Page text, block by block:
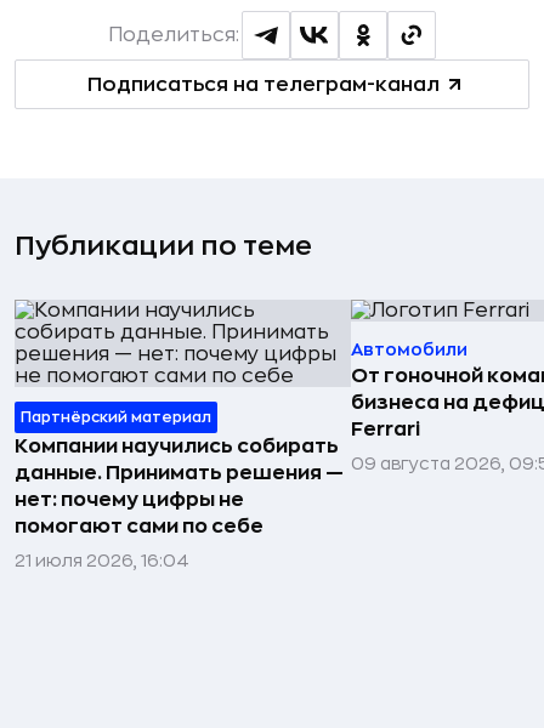
Подписаться на телеграм-канал
Поделиться:
Публикации по теме
Партнёрский материал
Компании научились собирать
данные. Принимать решения —
нет: почему цифры не
помогают сами по себе
21 июля 2026, 16:04
Автомобили
От гоночной
бизнеса на
Ferrari
09 августа 2026,